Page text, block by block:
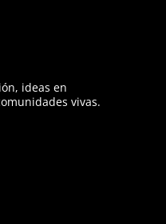
ideas en
vivas.